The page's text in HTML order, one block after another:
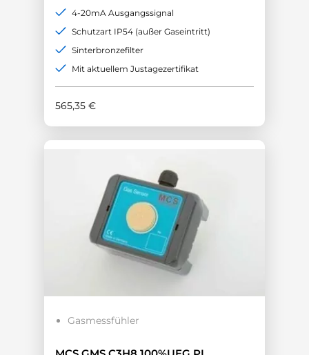
565,35 €
4-20mA Ausgangssignal
Schutzart IP54 (außer Gaseintritt)
Sinterbronzefilter
Mit aktuellem Justagezertifikat
Gasmessfühler